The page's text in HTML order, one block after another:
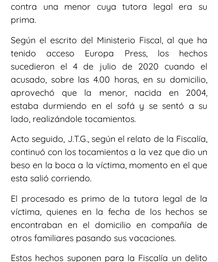
contra una menor cuya tutora legal era su
prima.
Según el escrito del Ministerio Fiscal, al que ha
tenido acceso Europa Press, los hechos
sucedieron el 4 de julio de 2020 cuando el
acusado, sobre las 4.00 horas, en su domicilio,
aprovechó que la menor, nacida en 2004,
estaba durmiendo en el sofá y se sentó a su
lado, realizándole tocamientos.
Acto seguido, J.T.G., según el relato de la Fiscalía,
continuó con los tocamientos a la vez que dio un
beso en la boca a la víctima, momento en el que
esta salió corriendo.
El procesado es primo de la tutora legal de la
víctima, quienes en la fecha de los hechos se
encontraban en el domicilio en compañía de
otros familiares pasando sus vacaciones.
Estos hechos suponen para la Fiscalía un delito